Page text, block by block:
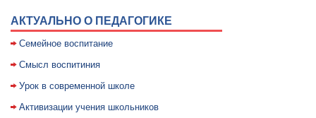
АКТУАЛЬНО О ПЕДАГОГИКЕ
Семейное воспитание
Смысл воспитиния
Уpок в совpеменной школе
Активизации учения школьников